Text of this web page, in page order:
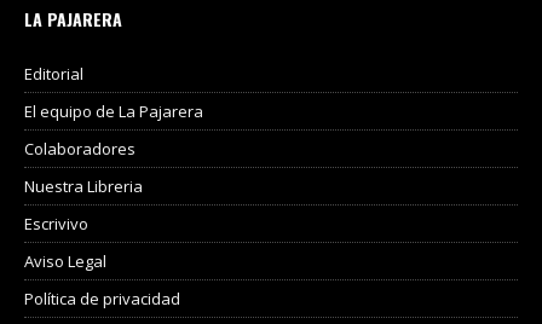
LA PAJARERA
Editorial
El equipo de La Pajarera
Colaboradores
Nuestra Libreria
Escrivivo
Aviso Legal
Política de privacidad